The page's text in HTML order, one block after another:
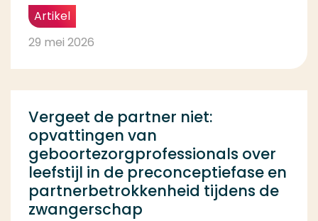
Artikel
29 mei 2026
Vergeet de partner niet:
opvattingen van
geboortezorgprofessionals over
leefstijl in de preconceptiefase en
partnerbetrokkenheid tijdens de
zwangerschap